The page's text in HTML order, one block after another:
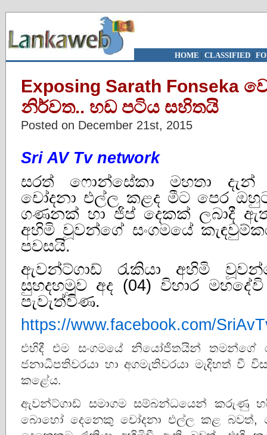
HOME | CLASSIFIED|
Exposing Sarath Fonseka
නිර්වත.. හඩ පටිය සහිතයි
Posted on December 21st, 2015
Sri AV Tv network
සරත් ෆොන්සේකා මහතා දැන්
චෝදනා එල්ල කළද මීට පෙර
ගණනක් හා ජිප් දෙකක් ලබාදී
අහිමි වූවන්ගේ සංගමයේ
පවසයි.
ඇවන්ට්ගාඩ් රැකියා අහිමි
සුහදහමුව අද (04) විහාර
පැවැත්විණ.
https://www.facebook.com/
එහිදී එම සංගමයේ නියෝජිතයින් තමන්ගේ
ජනාධිපතිවරයා හා අගමැතිවරයා මැදිහත් වී
කළේය.
ඇවන්ට්ගාඩ් සමාගම සම්බන්ධයෙන් කරුණු
බොහෝ දෙනෙකු චෝදනා එල්ල කළ බවත්,